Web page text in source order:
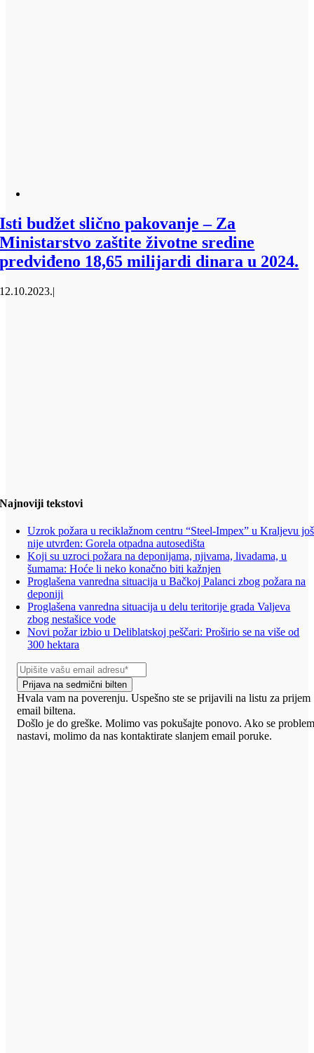
Isti budžet slično pakovanje – Za
Ministarstvo zaštite životne sredine
predviđeno 18,65 milijardi dinara u 2024.
12.10.2023.|
Najnoviji tekstovi
Uzrok požara u reciklažnom centru “Steel-Impex” u Kraljevu još
nije utvrđen: Gorela otpadna autosedišta
Koji su uzroci požara na deponijama, njivama, livadama, u
šumama: Hoće li neko konačno biti kažnjen
Proglašena vanredna situacija u Bačkoj Palanci zbog požara na
deponiji
Proglašena vanredna situacija u delu teritorije grada Valjeva
zbog nestašice vode
Novi požar izbio u Deliblatskoj peščari: Proširio se na više od
300 hektara
Prijava na sedmični bilten
Hvala vam na poverenju. Uspešno ste se prijavili na listu za prijem
email biltena.
Došlo je do greške. Molimo vas pokušajte ponovo. Ako se
nastavi, molimo da nas kontaktirate slanjem email poruke.